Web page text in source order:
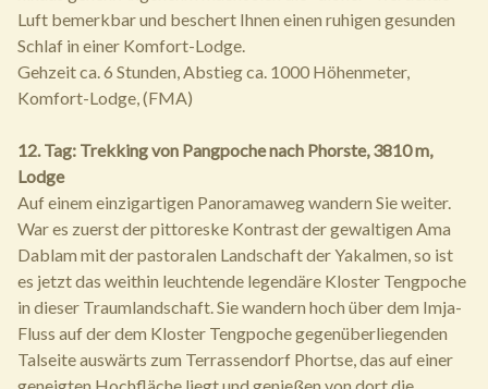
Luft bemerkbar und beschert Ihnen einen ruhigen gesunden
Schlaf in einer Komfort-Lodge.
Gehzeit ca. 6 Stunden, Abstieg ca. 1000 Höhenmeter,
Komfort-Lodge, (FMA)
12. Tag: Trekking von Pangpoche nach Phorste, 3810 m,
Lodge
Auf einem einzigartigen Panoramaweg wandern Sie weiter.
War es zuerst der pittoreske Kontrast der gewaltigen Ama
Dablam mit der pastoralen Landschaft der Yakalmen, so ist
es jetzt das weithin leuchtende legendäre Kloster Tengpoche
in dieser Traumlandschaft. Sie wandern hoch über dem Imja-
Fluss auf der dem Kloster Tengpoche gegenüberliegenden
Talseite auswärts zum Terrassendorf Phortse, das auf einer